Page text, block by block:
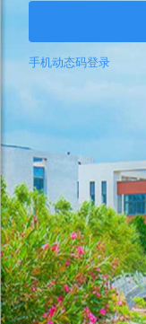
手机动态码登录